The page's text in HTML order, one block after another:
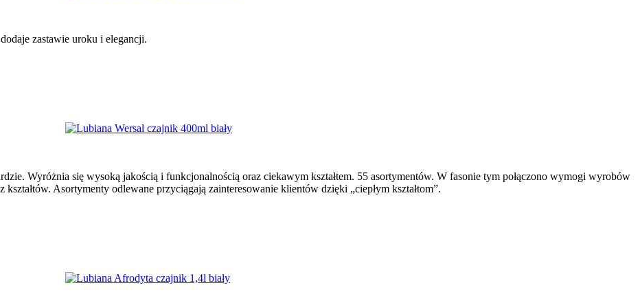
zastawie uroku i elegancji.
Wyróżnia się wysoką jakością i funkcjonalnością oraz ciekawym kształtem. 55 asortymentów. W fasonie tym połączono wymogi wyrobów
Asortymenty odlewane przyciągają zainteresowanie klientów dzięki „ciepłym kształtom”.